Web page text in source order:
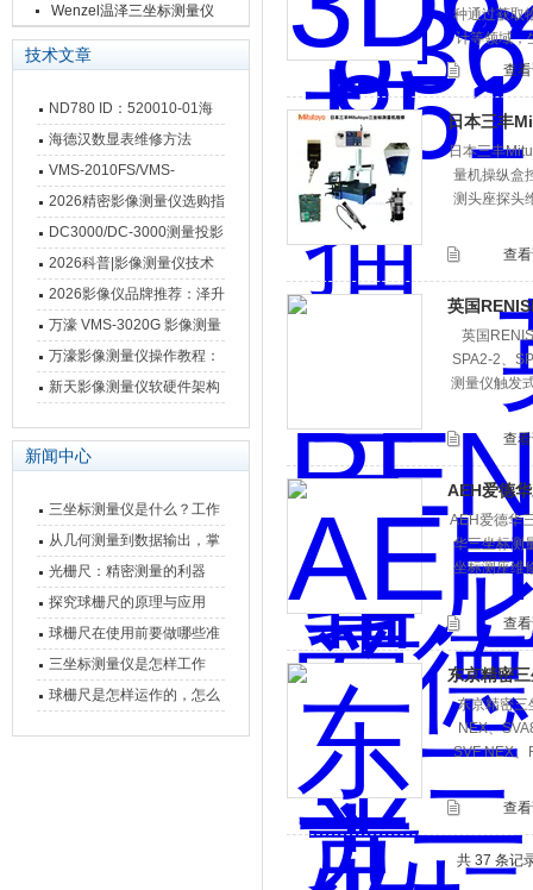
Wenzel温泽三坐标测量仪
技术文章
ND780 ID：520010-01海
德汉数显表故障维修内容
海德汉数显表维修方法
VMS-2010FS/VMS-
3020FS/VMS-4030FS手动
影像测量仪技术参数
2026精密影像测量仪选购指
南 靠谱品牌一站式选型推荐
DC3000/DC-3000测量投影
仪万濠数据处理器数显表故
障维修方法
2026科普|影像测量仪技术
原理、分类及选型应用
2026影像仪品牌推荐：泽升
影像测量仪选型指南
万濠 VMS-3020G 影像测量
仪技术规格与应用解析
万濠影像测量仪操作教程：
从开机到出报告，新手也能
新天影像测量仪软硬件架构
新闻中心
三坐标测量仪是什么？工作
原理、分类与核心功能一次
讲清
从几何测量到数据输出，掌
握万濠影像测量仪的六大核
心能力
光栅尺：精密测量的利器
探究球栅尺的原理与应用
球栅尺在使用前要做哪些准
备工作？
三坐标测量仪是怎样工作
的，功能有什么优势？
球栅尺是怎样运作的，怎么
种通过获取
计等领域，
查
日本三丰
日本三丰
量机操纵盒
测头座探头
查
英国
英国
SPA2-2、
测量仪触发
查
AEH爱德
AEH爱德华
华三坐标测
坐标测座维
查
东京精密
东京精密三
NEX、
SVF NEX
查
共 37 条记